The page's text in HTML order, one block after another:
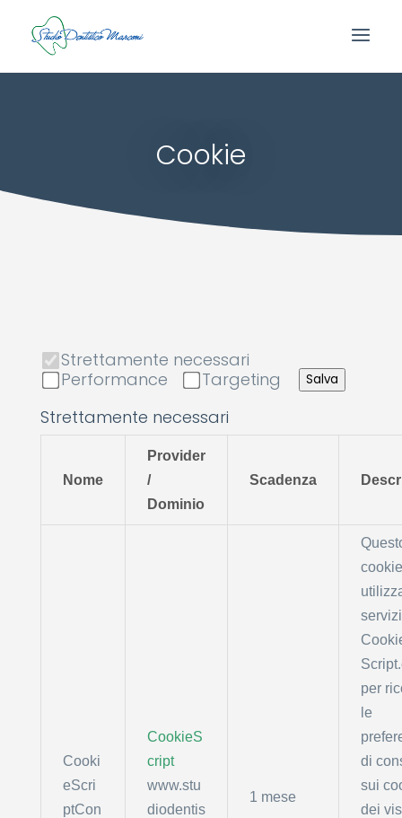
Cookie
Strettamente necessari
Performance
Targeting Salva
Strettamente necessari
Nome
Provider
/
Dominio
Scadenza
Cooki
eScri
ptCon
CookieS
cript
www.stu
diodentis
1 mese
per
le
di
sui
dei